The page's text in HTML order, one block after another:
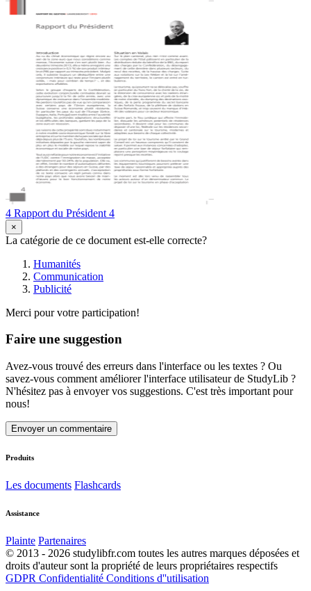
4 Rapport du Président 4
×
La catégorie de ce document est-elle correcte?
Humanités
Communication
Publicité
Merci pour votre participation!
Faire une suggestion
Avez-vous trouvé des erreurs dans l'interface ou les textes ? Ou
savez-vous comment améliorer l'interface utilisateur de StudyLib ?
N'hésitez pas à envoyer vos suggestions. C'est très important pour
nous!
Envoyer un commentaire
Produits
Les documents Flashcards
Assistance
Plainte Partenaires
© 2013 - 2026 studylibfr.com toutes les autres marques déposées et
droits d'auteur sont la propriété de leurs propriétaires respectifs
GDPR Confidentialité Conditions d''utilisation